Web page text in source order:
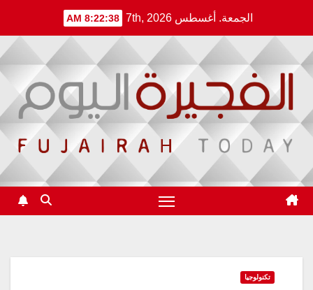
content
الجمعة. أغسطس 7th, 2026 8:22:38 AM
تكنولوجيا